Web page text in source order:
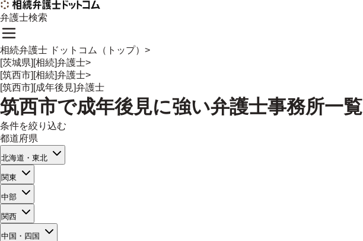
弁護士検索
相続弁護士 ドットコム（トップ） >
[茨城県][相続]弁護士>
[筑西市][相続]弁護士>
[筑西市][成年後見]弁護士
筑西市で成年後見に強い弁護士事務所一覧
条件を絞り込む
都道府県
北海道・東北
関東
中部
関西
中国・四国